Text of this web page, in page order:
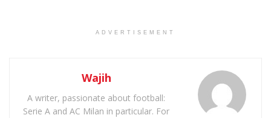
ADVERTISEMENT
Wajih
A writer, passionate about football:
Serie A and AC Milan in particular. For